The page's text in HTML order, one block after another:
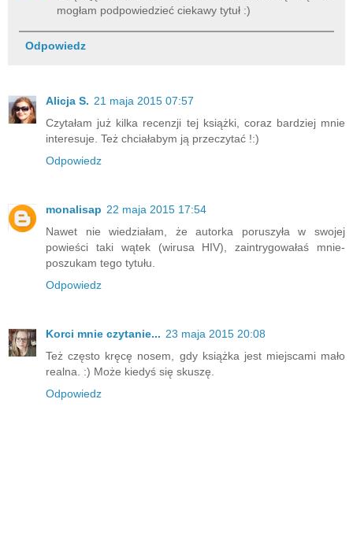
mogłam podpowiedzieć ciekawy tytuł :)
Odpowiedz
Alicja S. 21 maja 2015 07:57
Czytałam już kilka recenzji tej książki, coraz bardziej mnie
interesuje. Też chciałabym ją przeczytać !:)
Odpowiedz
monalisap 22 maja 2015 17:54
Nawet nie wiedziałam, że autorka poruszyła w swojej
powieści taki wątek (wirusa HIV), zaintrygowałaś mnie-
poszukam tego tytułu.
Odpowiedz
Korci mnie czytanie... 23 maja 2015 20:08
Też często kręcę nosem, gdy książka jest miejscami mało
realna. :) Może kiedyś się skuszę.
Odpowiedz